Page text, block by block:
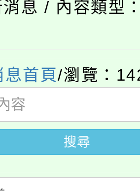
生報名參加。
分審查程序及
領人才培育課程
校115學年度第
)教師甄選結果(
金融保險知識
動
115學年度學生
語及新住民語歌
校115學年度第
息 / 內容類型
息首頁/瀏覽：
搜尋